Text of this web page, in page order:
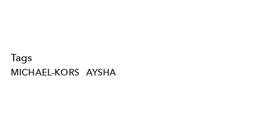
Tags
MICHAEL-KORS AYSHA